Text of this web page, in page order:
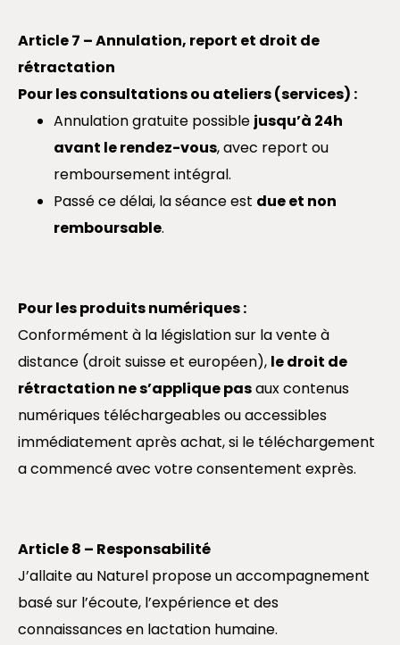
Article 7 – Annulation, report et droit de
rétractation
Pour les consultations ou ateliers (services) :
Annulation gratuite possible jusqu’à 24h
avant le rendez-vous, avec report ou
remboursement intégral.
Passé ce délai, la séance est due et non
remboursable.
Pour les produits numériques :
Conformément à la législation sur la vente à
distance (droit suisse et européen), le droit de
rétractation ne s’applique pasaux contenus
numériques téléchargeables ou accessibles
immédiatement après achat, si le téléchargement
a commencé avec votre consentement exprès.
Article 8 – Responsabilité
J’allaite au Naturel propose un accompagnement
basé sur l’écoute, l’expérience et des
connaissances en lactation humaine.